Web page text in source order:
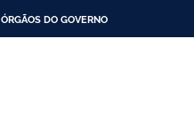
ÓRGÃOS DO GOVERNO